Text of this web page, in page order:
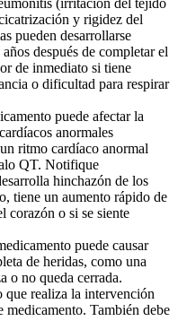
(irritación del tejido
y rigidez del
pueden desarrollarse
después de completar el
de inmediato si tiene
o dificultad para respirar
puede afectar la
anormales
ritmo cardíaco anormal
QT. Notifique
hinchazón de los
tiene un aumento rápido de
corazón o si se siente
puede causar
de heridas, como una
o no queda cerrada.
que realiza la intervención
medicamento. También debe